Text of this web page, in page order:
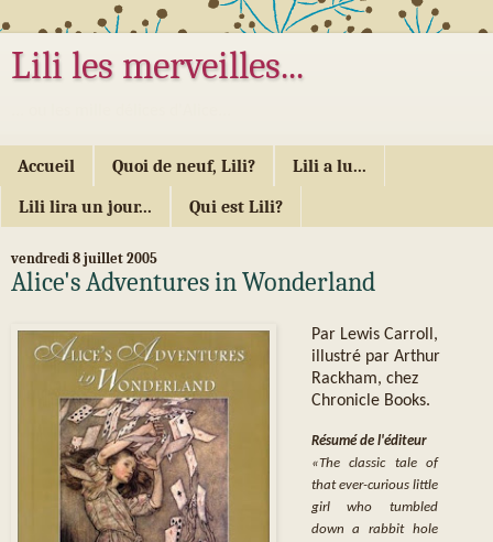
Lili les merveilles...
Accueil Quoi de neuf, Lili? Lili a lu...
Lili lira un jour... Qui est Lili?
vendredi 8 juillet 2005
Alice's Adventures in Wonderland
Par Lewis Carroll,
illustré par Arthur
Rackham, chez
Chronicle Books.
Résumé de l'éditeur
«The classic tale of
that ever-curious little
girl who tumbled
down a rabbit hole